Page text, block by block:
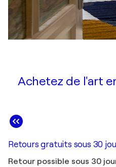
Achetez de l'art
Retours gratuits sous 30
Retour possible sous 30